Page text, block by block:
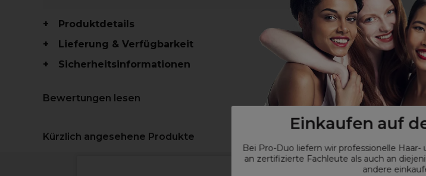
Einkaufen auf
Bei Pro-Duo liefern wir professionelle
an zertifizierte Fachleute als auch an
andere
Produktdetails
Lieferung & Verfügbarkeit
Sicherheitsinformationen
Bewertungen lesen
Kürzlich angesehene Produkte